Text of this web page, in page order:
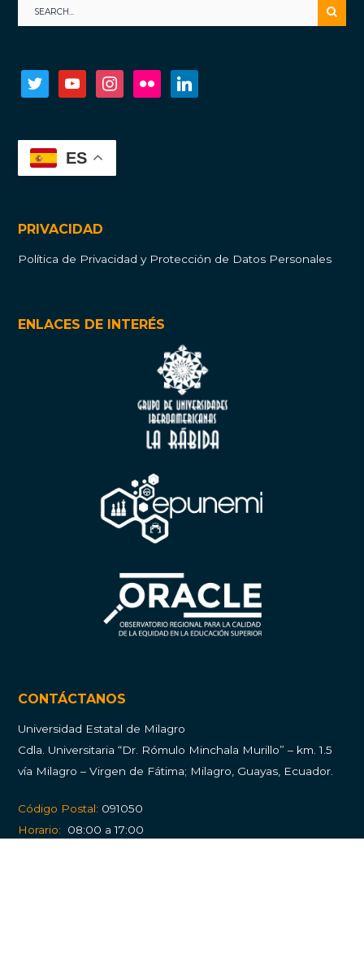
twitter youtube instagramflickr
ES
PRIVACIDAD
Política de Privacidad y Protección de Datos Personales
ENLACES DE INTERÉS
CONTÁCTANOS
Universidad Estatal de Milagro
Cdla. Universitaria “Dr. Rómulo Minchala Murillo” – km. 1.5
vía Milagro – Virgen de Fátima; Milagro, Guayas, Ecuador.
Código Postal: 091050
Horario:
08:00 a 17:00